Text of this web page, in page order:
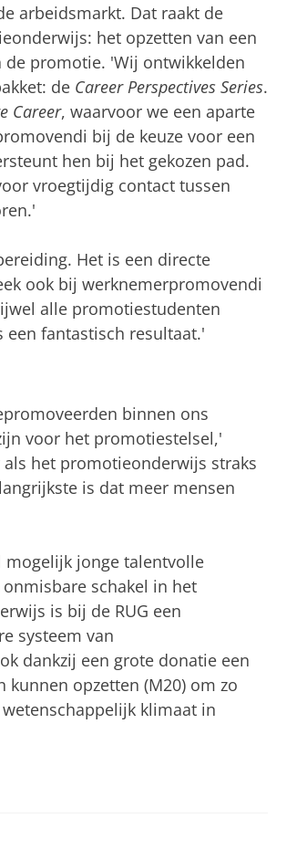
arbeidsmarkt. Dat raakt de
het opzetten van een
promotie. 'Wij ontwikkelden
de Career Perspectives Series.
Career, waarvoor we een aparte
bij de keuze voor een
hen bij het gekozen pad.
vroegtijdig contact tussen
Het is een directe
ook bij werknemerpromovendi
alle promotiestudenten
fantastisch resultaat.'
binnen ons
voor het promotiestelsel,'
het promotieonderwijs straks
is dat meer mensen
mogelijk jonge talentvolle
schakel in het
is bij de RUG een
systeem van
dankzij een grote donatie een
opzetten (M20) om zo
klimaat in